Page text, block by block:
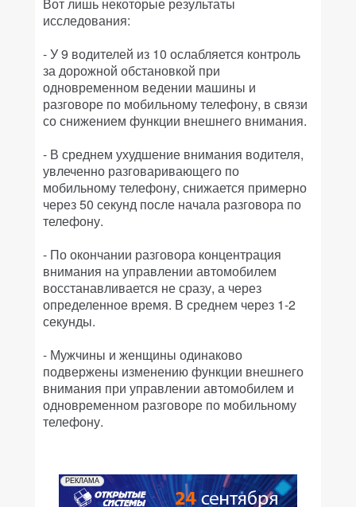
исследования:
- У 9 водителей из 10 ослабляется контроль
за дорожной обстановкой при
одновременном ведении машины и
разговоре по мобильному телефону, в связи
со снижением функции внешнего внимания.
- В среднем ухудшение внимания водителя,
увлеченно разговаривающего по
мобильному телефону, снижается примерно
через 50 секунд после начала разговора по
телефону.
- По окончании разговора концентрация
внимания на управлении автомобилем
восстанавливается не сразу, а через
определенное время. В среднем через 1-2
секунды.
- Мужчины и женщины одинаково
подвержены изменению функции внешнего
внимания при управлении автомобилем и
одновременном разговоре по мобильному
телефону.
РЕКЛАМА